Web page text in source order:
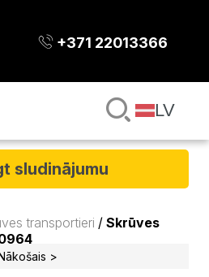
+371 22013366
LV
sludinājumu
transportieri / Skrūves
>